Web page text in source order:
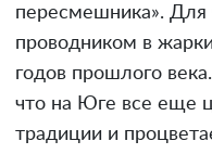
пересмешника». Для
проводником в
годов прошлого
что на Юге все еще
традиции и